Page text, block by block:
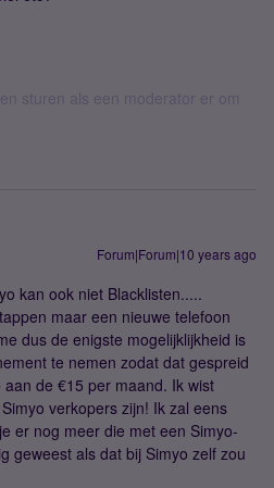
sturen als een moderator er om
Forum|Forum|10 years ago
kan ook niet Blacklisten.....
maar een nieuwe telefoon
dus de enigste mogelijklijkheid is
te nemen zodat dat gespreid
de €15 per maand. Ik wist
verkopers zijn! Ik zal eens
er nog meer die met een Simyo-
geweest als dat bij Simyo zelf zou